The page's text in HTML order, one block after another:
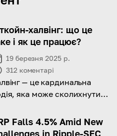
халвінг: що це
і як це працює?
19 березня 2025 р.
312 коментарі
— це кардинальна
яка може сколихнути
має значення і коли
Falls 4.5% Amid New
in Ripple-SEC